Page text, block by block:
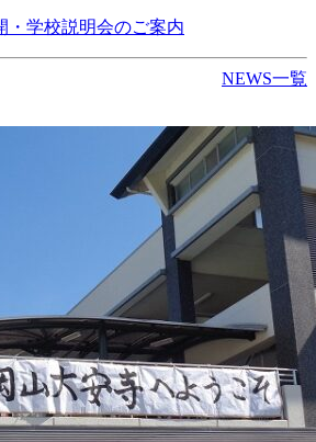
学校説明会のご案内
NEWS一覧